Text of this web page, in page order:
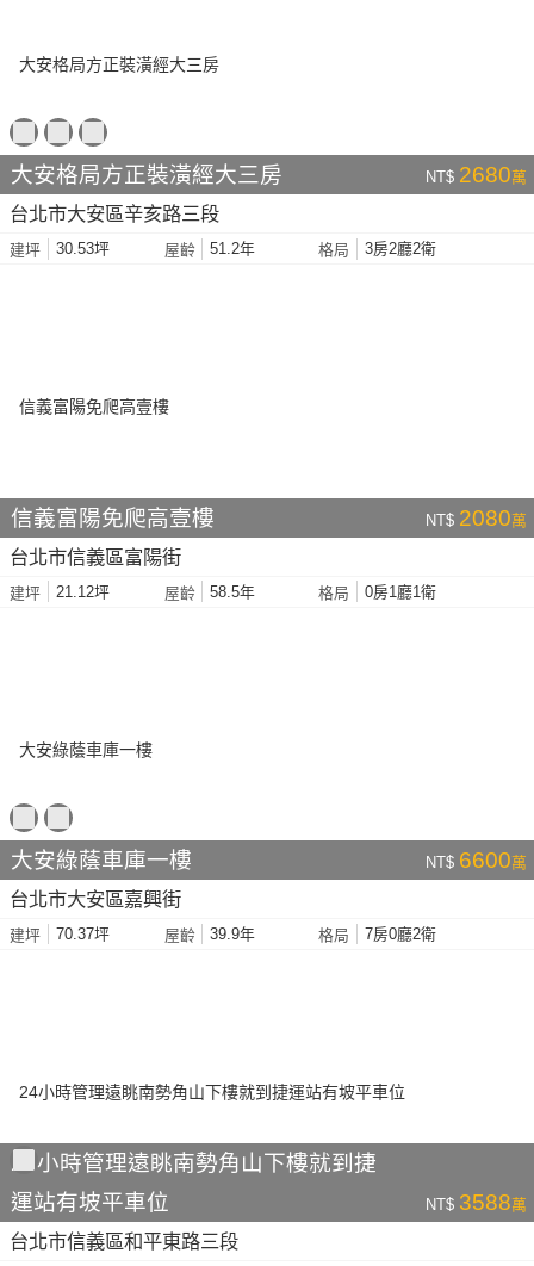
大安格局方正裝潢經大三房 NT$ 2680萬
台北市大安區辛亥路三段
建坪 30.53坪 屋齡 51.2年 格局 3房2廳2衛
信義富陽免爬高壹樓 NT$ 2080萬
台北市信義區富陽街
建坪 21.12坪 屋齡 58.5年 格局 0房1廳1衛
大安綠蔭車庫一樓 NT$ 6600萬
台北市大安區嘉興街
建坪 70.37坪 屋齡 39.9年 格局 7房0廳2衛
24小時管理遠眺南勢角山下樓就到捷
運站有坡平車位
NT$ 3588萬
台北市信義區和平東路三段